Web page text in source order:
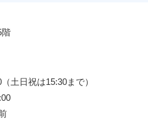
階
土日祝は15:30まで）